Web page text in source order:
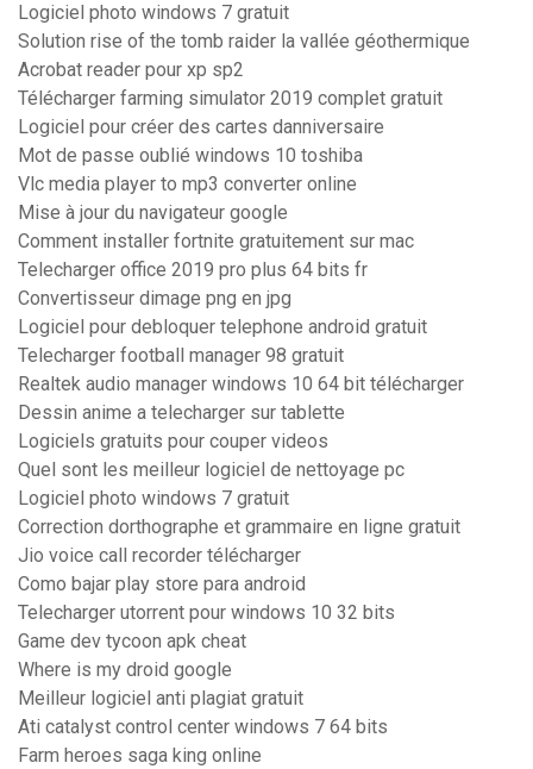
Logiciel photo windows 7 gratuit
Solution rise of the tomb raider la vallée géothermique
Acrobat reader pour xp sp2
Télécharger farming simulator 2019 complet gratuit
Logiciel pour créer des cartes danniversaire
Mot de passe oublié windows 10 toshiba
Vlc media player to mp3 converter online
Mise à jour du navigateur google
Comment installer fortnite gratuitement sur mac
Telecharger office 2019 pro plus 64 bits fr
Convertisseur dimage png en jpg
Logiciel pour debloquer telephone android gratuit
Telecharger football manager 98 gratuit
Realtek audio manager windows 10 64 bit télécharger
Dessin anime a telecharger sur tablette
Logiciels gratuits pour couper videos
Quel sont les meilleur logiciel de nettoyage pc
Logiciel photo windows 7 gratuit
Correction dorthographe et grammaire en ligne gratuit
Jio voice call recorder télécharger
Como bajar play store para android
Telecharger utorrent pour windows 10 32 bits
Game dev tycoon apk cheat
Where is my droid google
Meilleur logiciel anti plagiat gratuit
Ati catalyst control center windows 7 64 bits
Farm heroes saga king online